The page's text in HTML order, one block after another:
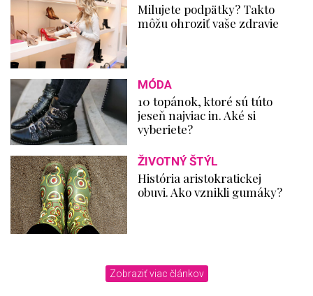
Milujete podpätky? Takto
môžu ohroziť vaše zdravie
MÓDA
10 topánok, ktoré sú túto
jeseň najviac in. Aké si
vyberiete?
ŽIVOTNÝ ŠTÝL
História aristokratickej
obuvi. Ako vznikli gumáky?
Zobraziť viac článkov